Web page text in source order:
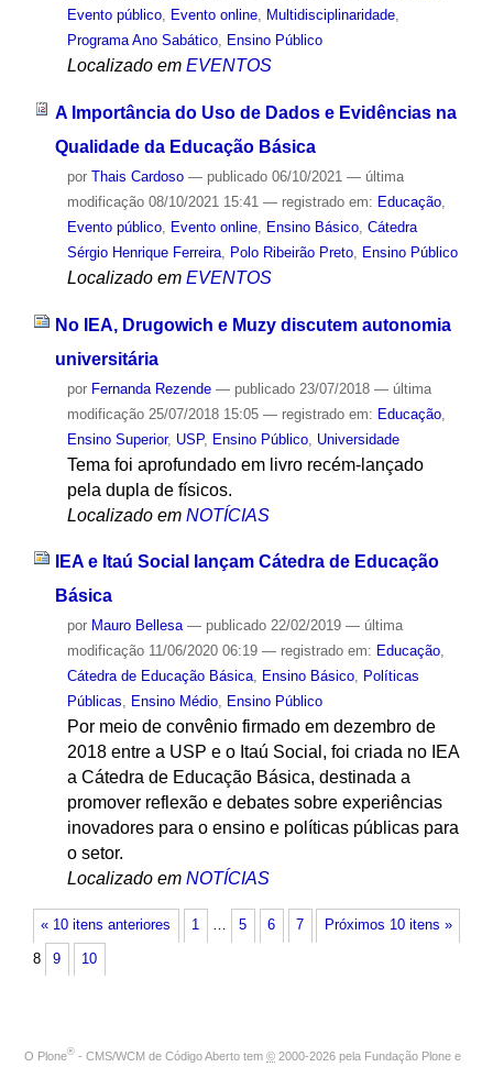
Evento público, Evento online, Multidisciplinaridade,
Programa Ano Sabático, Ensino Público
Localizado em EVENTOS
A Importância do Uso de Dados e Evidências na
Qualidade da Educação Básica
por Thais Cardoso — publicado06/10/2021 — última
modificação08/10/2021 15:41 — registrado em: Educação,
Evento público, Evento online, Ensino Básico, Cátedra
Sérgio Henrique Ferreira, Polo Ribeirão Preto, Ensino Público
Localizado em EVENTOS
No IEA, Drugowich e Muzy discutem autonomia
universitária
por Fernanda Rezende — publicado23/07/2018 — última
modificação25/07/2018 15:05 — registrado em: Educação,
Ensino Superior, USP, Ensino Público, Universidade
Tema foi aprofundado em livro recém-lançado
pela dupla de físicos.
Localizado em NOTÍCIAS
IEA e Itaú Social lançam Cátedra de Educação
Básica
por Mauro Bellesa — publicado22/02/2019 — última
modificação11/06/2020 06:19 — registrado em: Educação,
Cátedra de Educação Básica, Ensino Básico, Políticas
Públicas, Ensino Médio, Ensino Público
Por meio de convênio firmado em dezembro de
2018 entre a USP e o Itaú Social, foi criada no IEA
a Cátedra de Educação Básica, destinada a
promover reflexão e debates sobre experiências
inovadores para o ensino e políticas públicas para
o setor.
Localizado em NOTÍCIAS
« 10 itens anteriores Próximos 10 itens »
1 … 5 6 7
8 9 10
O Plone® - CMS/WCM de Código Aberto tem © 2000-2026 pela Fundação Plone e